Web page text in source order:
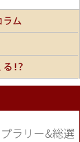
ラリー&総選